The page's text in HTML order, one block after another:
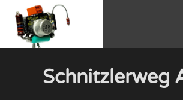
Schnitzlerweg